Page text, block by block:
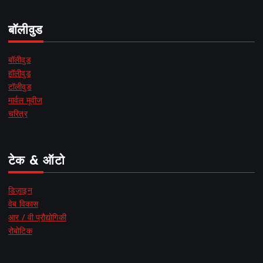
बॉलीवुड
बॉलीवुड
हॉलीवुड
टॉलीवुड
मार्वल मूवीज
चरित्र
टेक & ऑटो
डिज़ाइन
वेब विकास
आर / वी प्रौद्योगिकी
रोबोटिक